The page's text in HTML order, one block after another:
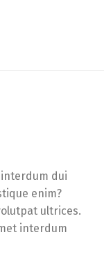
dui
enim?
ultrices.
interdum